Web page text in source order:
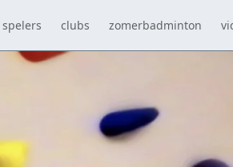
spelers clubs zomerbadminton